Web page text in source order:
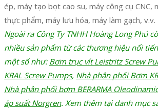
ép, máy tạo bọt cao su, máy công cụ CNC,
thực phẩm, máy lưu hóa, máy làm gạch, v.v.
Ngoài ra Công Ty TNHH Hoàng Long Phú
nhiều sản phẩm từ các thương hiệu nổi
một số như: Bơm trục vít Leistritz Screw
KRAL Screw Pumps, Nhà phân phối Bơm
Nhà phân phối bơm BERARMA
áp suất Norgren. Xem thêm tại danh mục